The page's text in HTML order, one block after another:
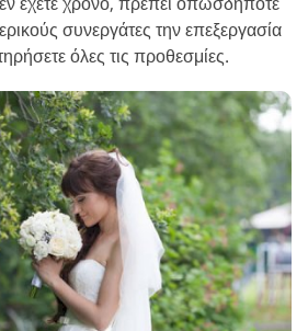
συνεργάτες την επεξεργασία
όλες τις προθεσμίες.